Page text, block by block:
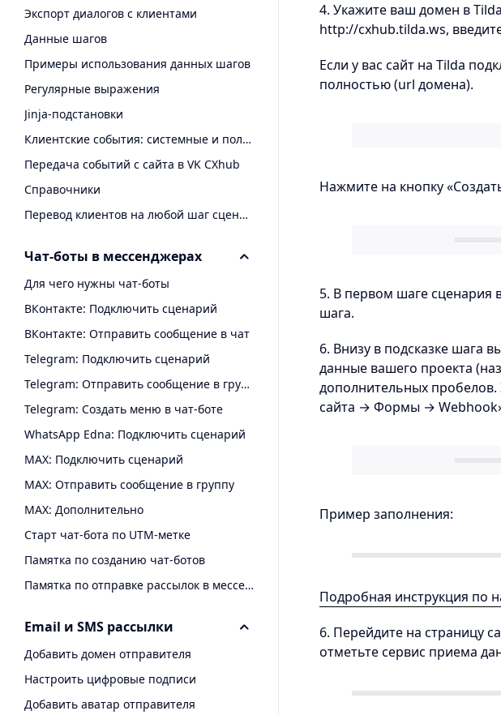
Экспорт диалогов с клиентами
Данные шагов
Примеры использования данных шагов
Регулярные выражения
Jinja-подстановки
Клиентские события: системные и пользовательские
Передача событий с сайта в VK CXhub
Справочники
Перевод клиентов на любой шаг сценария
Чат-боты в мессенджерах
Для чего нужны чат-боты
ВКонтакте: Подключить сценарий
ВКонтакте: Отправить сообщение в чат
Telegram: Подключить сценарий
Telegram: Отправить сообщение в группу с помощью чат-бота
Telegram: Создать меню в чат-боте
WhatsApp Edna: Подключить сценарий
MAX: Подключить сценарий
MAX: Отправить сообщение в группу
MAX: Дополнительно
Старт чат-бота по UTM-метке
Памятка по созданию чат-ботов
Памятка по отправке рассылок в мессенджеры
Email и SMS рассылки
Добавить домен отправителя
Настроить цифровые подписи
Добавить аватар отправителя
4. Укажите ваш домен в
http://cxhub.tilda.ws,
Если у вас сайт на Tilda
полностью (url домена).
Нажмите на кнопку
5. В первом шаге сценария
шага.
6. Внизу в подсказке шага
данные вашего проекта
дополнительных пробелов.
сайта → Формы →
Пример заполнения:
Подробная инструкция по
6. Перейдите на страницу
отметьте сервис приема